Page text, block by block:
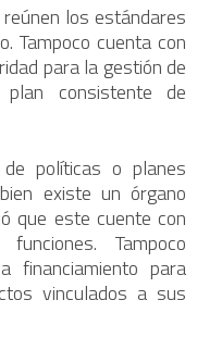
los estándares
Tampoco cuenta con
para la gestión de
consistente de
políticas o planes
existe un órgano
que este cuente con
Tampoco
financiamiento para
vinculados a sus